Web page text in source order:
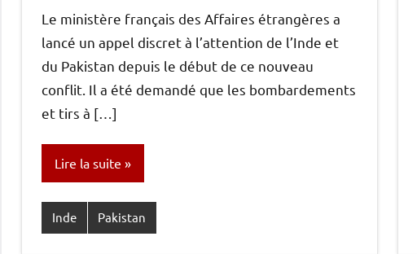
Le ministère français des Affaires étrangères a
lancé un appel discret à l’attention de l’Inde et
du Pakistan depuis le début de ce nouveau
conflit. Il a été demandé que les bombardements
et tirs à […]
Lire la suite
Inde Pakistan